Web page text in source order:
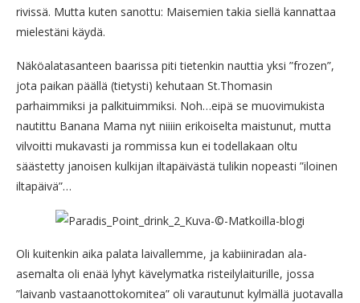
rivissä. Mutta kuten sanottu: Maisemien takia siellä kannattaa
mielestäni käydä.
Näköalatasanteen baarissa piti tietenkin nauttia yksi ”frozen”,
jota paikan päällä (tietysti) kehutaan St.Thomasin
parhaimmiksi ja palkituimmiksi. Noh…eipä se muovimukista
nautittu Banana Mama nyt niiiin erikoiselta maistunut, mutta
vilvoitti mukavasti ja rommissa kun ei todellakaan oltu
säästetty janoisen kulkijan iltapäivästä tulikin nopeasti ”iloinen
iltapäivä”…
Oli kuitenkin aika palata laivallemme, ja kabiiniradan ala-
asemalta oli enää lyhyt kävelymatka risteilylaiturille, jossa
”laivanb vastaanottokomitea” oli varautunut kylmällä juotavalla